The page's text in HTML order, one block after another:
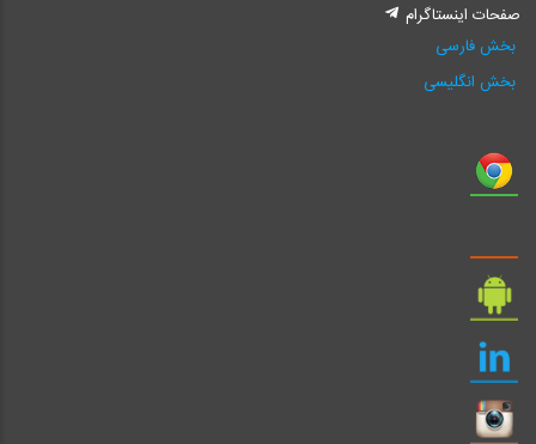
صفحات اینستاگرام
بخش فارسی
بخش انگلیسی